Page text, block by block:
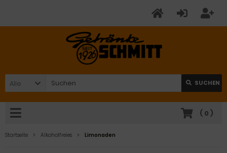
Alle SUCHEN
( 0 )
Startseite Alkoholfreies Limonaden